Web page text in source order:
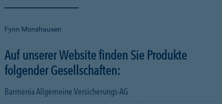
Fynn Monshausen
Auf unserer Website finden Sie Produkte
folgender Gesellschaften:
Barmenia Allgemeine Versicherungs-AG